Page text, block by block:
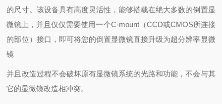
的尺寸。该设备具有高度灵活性，能够搭载在绝大多数的倒置显
微镜上，并且仅仅需要使用一个C-mount（CCD或CMOS所连接
的部位）接口，即可将您的倒置显微镜直接升级为超分辨率显微
镜
并且改造过程不会破坏原有显微镜系统的光路和功能，不会与其
它的显微镜改造相冲突。